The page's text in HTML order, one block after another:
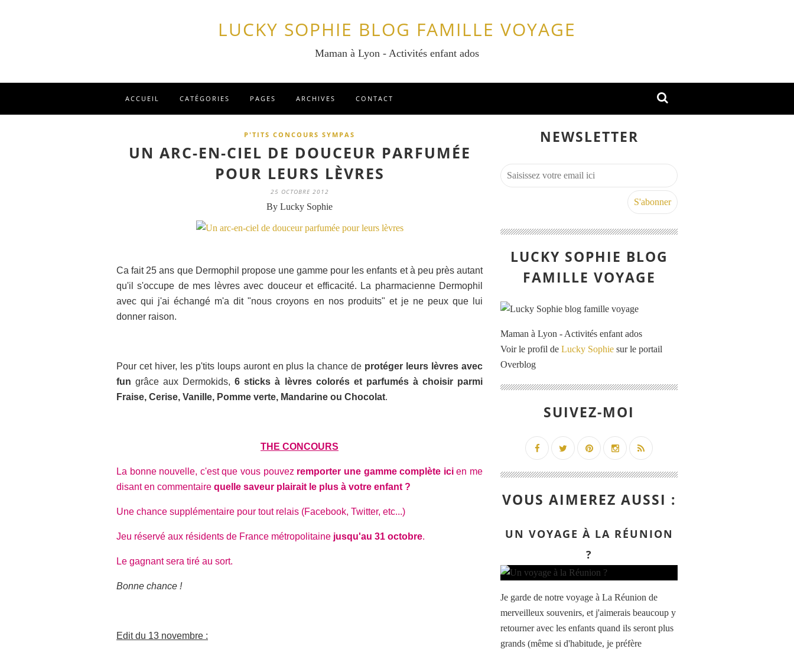
LUCKY SOPHIE BLOG FAMILLE VOYAGE
Maman à Lyon - Activités enfant ados
ACCUEIL CATÉGORIES PAGES ARCHIVES CONTACT
P'TITS CONCOURS SYMPAS
UN ARC-EN-CIEL DE DOUCEUR PARFUMÉE
POUR LEURS LÈVRES
25 OCTOBRE 2012
By Lucky Sophie
Ca fait 25 ans que Dermophil propose une gamme pour les enfants et à peu près autant
qu'il s'occupe de mes lèvres avec douceur et efficacité. La pharmacienne Dermophil
avec qui j'ai échangé m'a dit "nous croyons en nos produits" et je ne peux que lui
donner raison.
Pour cet hiver, les p'tits loups auront en plus la chance de protéger leurs lèvres avec
fun grâce aux Dermokids,6 sticks à lèvres colorés et parfumés à choisir parmi
Fraise, Cerise, Vanille, Pomme verte, Mandarine ou Chocolat.
THE CONCOURS
La bonne nouvelle, c'est que vous pouvez remporter une gamme complète icien me
disant en commentaire quelle saveur plairait le plus à votre enfant ?
Une chance supplémentaire pour tout relais (Facebook, Twitter, etc...)
Jeu réservé aux résidents de France métropolitaine jusqu'au 31 octobre.
Le gagnant sera tiré au sort.
Bonne chance !
Edit du 13 novembre :
NEWSLETTER
LUCKY SOPHIE BLOG
FAMILLE VOYAGE
Maman à Lyon - Activités enfant ados
Voir le profil de Lucky Sophie sur le portail
Overblog
SUIVEZ-MOI
VOUS AIMEREZ AUSSI :
UN VOYAGE À LA RÉUNION
?
Je garde de notre voyage à La Réunion de
merveilleux souvenirs, et j'aimerais beaucoup y
retourner avec les enfants quand ils seront plus
grands (même si d'habitude, je préfère